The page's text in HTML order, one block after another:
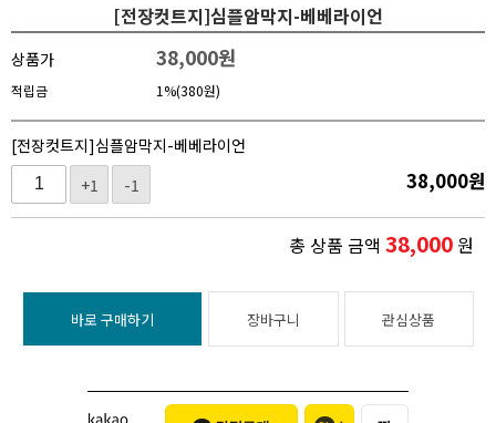
[전장컷트지]심플암막지-베베라이언
상품가 38,000원
적립금 1%(380원)
[전장컷트지]심플암막지-베베라이언
+1
-1 38,000원
총 상품 금액 38,000원
바로 구매하기 장바구니 관심상품